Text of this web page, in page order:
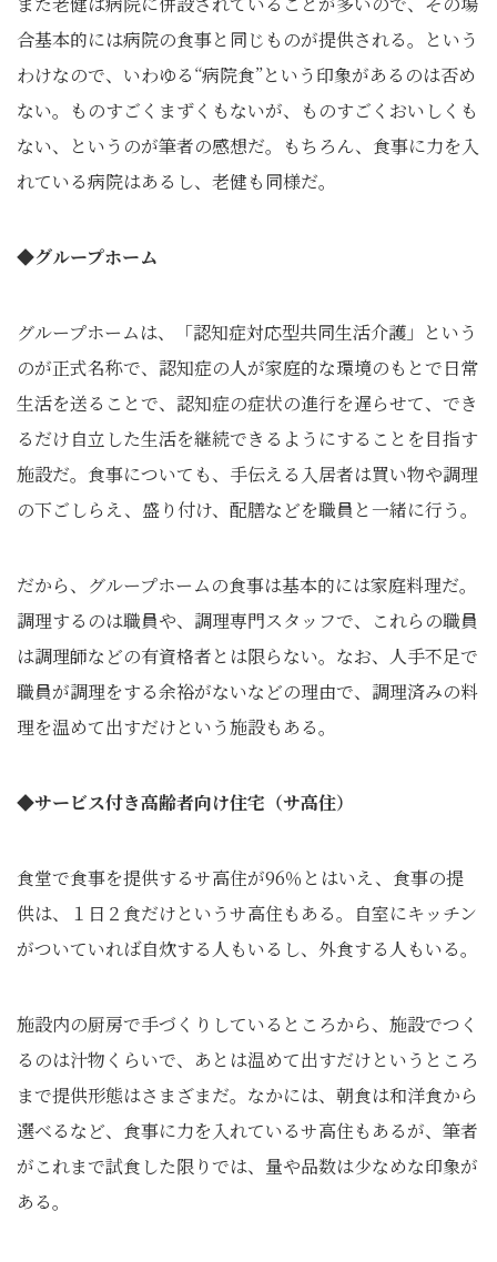
合基本的には病院の食事と同じものが提供される。という
わけなので、いわゆる“病院食”という印象があるのは否め
ない。ものすごくまずくもないが、ものすごくおいしくも
ない、というのが筆者の感想だ。もちろん、食事に力を入
れている病院はあるし、老健も同様だ。
◆グループホーム
グループホームは、「認知症対応型共同生活介護」という
のが正式名称で、認知症の人が家庭的な環境のもとで日常
生活を送ることで、認知症の症状の進行を遅らせて、でき
るだけ自立した生活を継続できるようにすることを目指す
施設だ。食事についても、手伝える入居者は買い物や調理
の下ごしらえ、盛り付け、配膳などを職員と一緒に行う。
だから、グループホームの食事は基本的には家庭料理だ。
調理するのは職員や、調理専門スタッフで、これらの職員
は調理師などの有資格者とは限らない。なお、人手不足で
職員が調理をする余裕がないなどの理由で、調理済みの料
理を温めて出すだけという施設もある。
◆サービス付き高齢者向け住宅（サ高住）
食堂で食事を提供するサ高住が96％とはいえ、食事の提
供は、１日２食だけというサ高住もある。自室にキッチン
がついていれば自炊する人もいるし、外食する人もいる。
施設内の厨房で手づくりしているところから、施設でつく
るのは汁物くらいで、あとは温めて出すだけというところ
まで提供形態はさまざまだ。なかには、朝食は和洋食から
選べるなど、食事に力を入れているサ高住もあるが、筆者
がこれまで試食した限りでは、量や品数は少なめな印象が
ある。